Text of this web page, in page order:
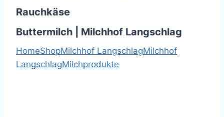
Rauchkäse
Buttermilch | Milchhof Langschlag
HomeShopMilchhof LangschlagMilchhof
LangschlagMilchprodukte